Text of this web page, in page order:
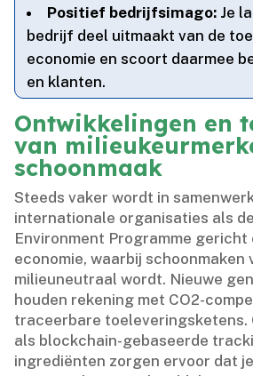
Positief bedrijfsimago: Je
bedrijf deel uitmaakt van de
economie en scoort daarmee
en klanten.​
Ontwikkelingen en
van
schoonmaak
Steeds vaker wordt in
internationale organisaties als
Environment Programme
economie, waarbij schoonmaken
milieuneutraal wordt.​ Nieuwe
houden rekening met CO2-
traceerbare toeleveringsketens.​
als blockchain-gebaseerde
ingrediënten zorgen ervoor dat